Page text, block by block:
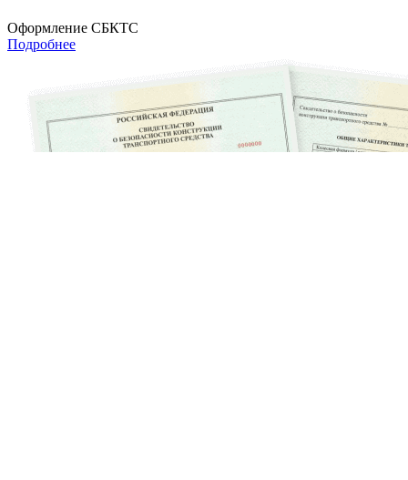
Оформление СБКТС
Подробнее